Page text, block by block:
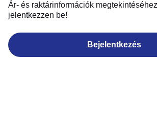
Ár- és raktárinformációk
jelentkezzen be!
Bejelentkezés